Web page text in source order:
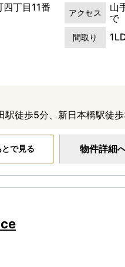
丁目11番
アクセス
山
で
間取り
駅徒歩5分、新日本橋駅徒
とで見る 物件詳細